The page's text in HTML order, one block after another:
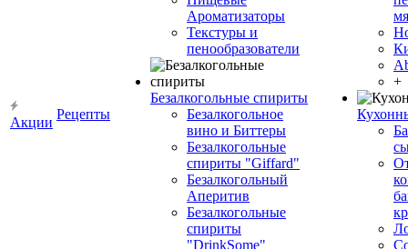
Акции
Рецепты
Ароматизаторы
Текстуры и
пенообразователи
Безалкогольные спириты
Безалкогольное
вино и Биттеры
Безалкогольные
спириты "Giffard"
Безалкогольный
Аперитив
Безалкогольные
спириты
"DrinkSome"
+